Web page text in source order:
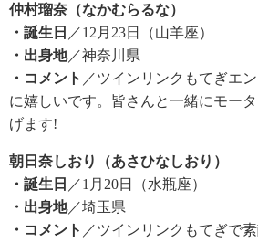
仲村瑠奈（なかむらるな）
・誕生日 ／12月23日（山羊座）
・出身地／神奈川県
・コメント ／ツインリンクもてぎエ
に嬉しいです。皆さんと一緒にモー
げます!
朝日奈しおり（あさひなしおり）
・誕生日 ／1月20日（水瓶座）
・出身地／埼玉県
・コメント ／ツインリンクもてぎで